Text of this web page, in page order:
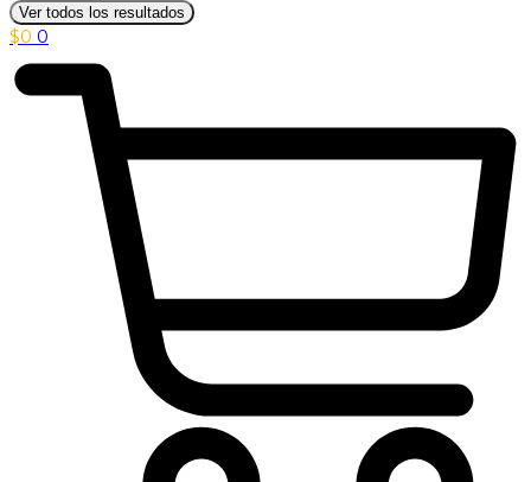
Ver todos los resultados
$0 0